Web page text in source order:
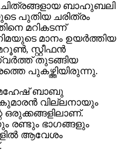
ചിത്രങ്ങളായ ബാഹുബലി
പുതിയ ചരിത്രം
മറികടന്ന്
മാനം ഉയര്‍ത്തിയ
സ്റ്റീഫന്‍
തുടങ്ങിയ
പുകഴ്ത്തിയിരുന്നു.
മഹേഷ് ബാബു
വില്ലനായും
ഒരുക്കങ്ങളിലാണ്.
രണ്ടും ഭാഗങ്ങളും
ആവേശം